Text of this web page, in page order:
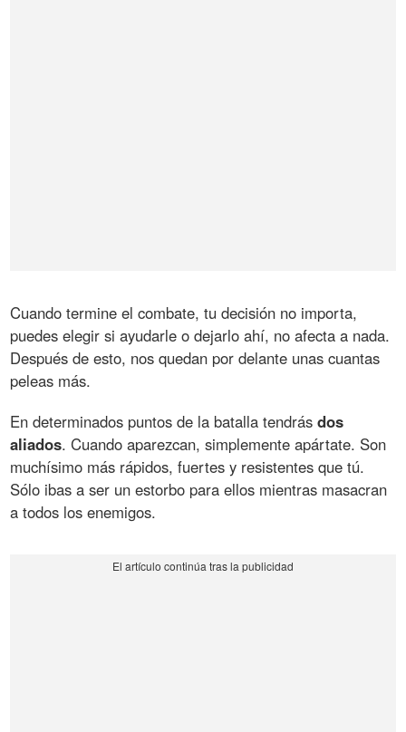
Cuando termine el combate, tu decisión no importa,
puedes elegir si ayudarle o dejarlo ahí, no afecta a nada.
Después de esto, nos quedan por delante unas cuantas
peleas más.
En determinados puntos de la batalla tendrásdos
aliados. Cuando aparezcan, simplemente apártate. Son
muchísimo más rápidos, fuertes y resistentes que tú.
Sólo ibas a ser un estorbo para ellos mientras masacran
a todos los enemigos.